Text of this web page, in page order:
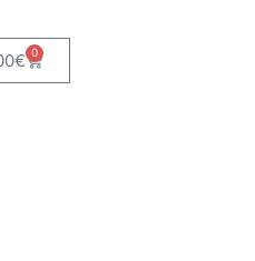
€ 0